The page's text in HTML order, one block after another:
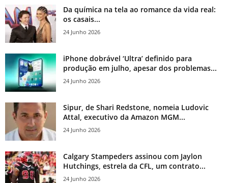
Da química na tela ao romance da vida real:
os casais...
24 Junho 2026
iPhone dobrável ‘Ultra’ definido para
produção em julho, apesar dos problemas...
24 Junho 2026
Sipur, de Shari Redstone, nomeia Ludovic
Attal, executivo da Amazon MGM...
24 Junho 2026
Calgary Stampeders assinou com Jaylon
Hutchings, estrela da CFL, um contrato...
24 Junho 2026